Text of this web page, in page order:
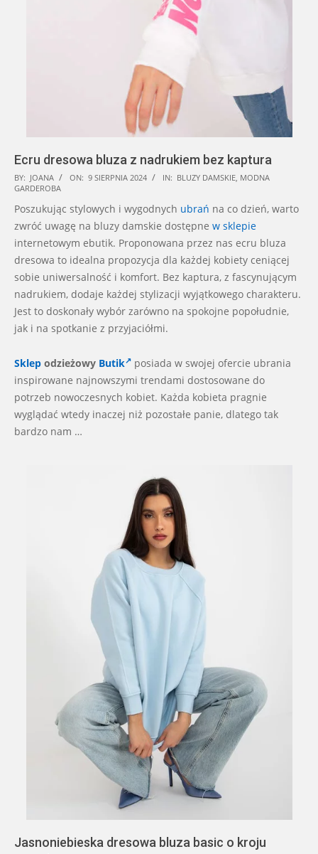
Ecru dresowa bluza z nadrukiem bez kaptura
2024-
08-
09
BY: JOANA ON: 9 SIERPNIA 2024 IN: BLUZY DAMSKIE MODNA
GARDEROBA
Poszukując stylowych i wygodnych ubrań na co dzień, warto
zwróć uwagę na bluzy damskie dostępne w sklepie
internetowym ebutik. Proponowana przez nas ecru bluza
dresowa to idealna propozycja dla każdej kobiety ceniącej
sobie uniwersalność i komfort. Bez kaptura, z fascynującym
nadrukiem, dodaje każdej stylizacji wyjątkowego charakteru.
Jest to doskonały wybór zarówno na spokojne popołudnie,
jak i na spotkanie z przyjaciółmi.
Sklep odzieżowy Butik
posiada w swojej ofercie ubrania
inspirowane najnowszymi trendami dostosowane do
potrzeb nowoczesnych kobiet. Każda kobieta pragnie
wyglądać wtedy inaczej niż pozostałe panie, dlatego tak
bardzo nam …
Jasnoniebieska dresowa bluza basic o kroju